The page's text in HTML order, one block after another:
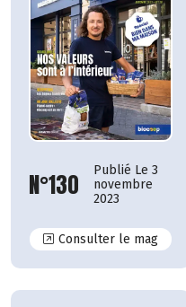
N°130
Publié Le 3
novembre
2023
Consulter le magN°130